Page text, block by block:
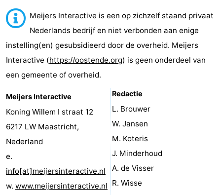
-
Breeduyn
Village
Hippodroom
Last
minutes
Strand
Zien
&
doen
Bezienswaardigheden
-
Musea
-
Monumenten
-
Meijers Interactive is een op zichzelf staand privaat
Nederlands bedrijf en niet verbonden aan enige
instelling(en) gesubsidieerd door de overheid. Meijers
Interactive (https://oostende.org) is geen onderdeel van
een gemeente of overheid.
Meijers Interactive
Koning Willem I straat 12
6217 LW Maastricht,
Nederland
e.
info[at]meijersinteractive.nl
w. www.meijersinteractive.nl
Redactie
L. Brouwer
W. Jansen
M. Koteris
J. Minderhoud
A. de Visser
R. Wisse